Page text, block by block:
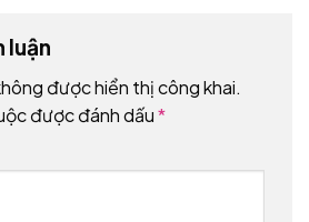
luận
được hiển thị công khai.
được đánh dấu*